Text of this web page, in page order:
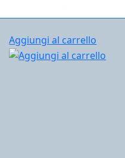
Aggiungi al carrello